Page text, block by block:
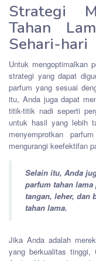
Strategi
Tahan
Sehari-hari
Untuk mengoptimalkan
strategi yang dapat
parfum yang sesuai
itu, Anda juga dapat
titik-titik nadi seperti
untuk hasil yang lebih
menyemprotkan
mengurangi keefektifan
Selain itu, Anda
parfum tahan
tangan, leher, dan
tahan lama.
Jika Anda adalah
yang berkualitas tinggi,